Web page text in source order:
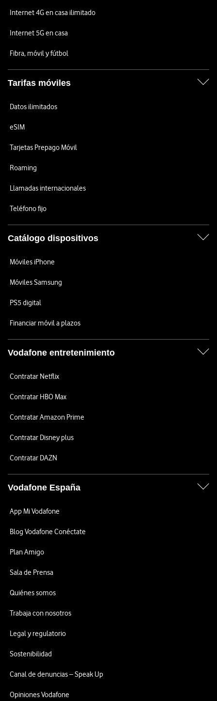
Internet 4G en casa ilimitado
Internet 5G en casa
Fibra, móvil y fútbol
Tarifas móviles
Datos ilimitados
eSIM
Tarjetas Prepago Móvil
Roaming
Llamadas internacionales
Teléfono fijo
Catálogo dispositivos
Móviles iPhone
Móviles Samsung
PS5 digital
Financiar móvil a plazos
Vodafone entretenimiento
Contratar Netflix
Contratar HBO Max
Contratar Amazon Prime
Contratar Disney plus
Contratar DAZN
Vodafone España
App Mi Vodafone
Blog Vodafone Conéctate
Plan Amigo
Sala de Prensa
Quiénes somos
Trabaja con nosotros
Legal y regulatorio
Sostenibilidad
Canal de denuncias – Speak Up
Opiniones Vodafone